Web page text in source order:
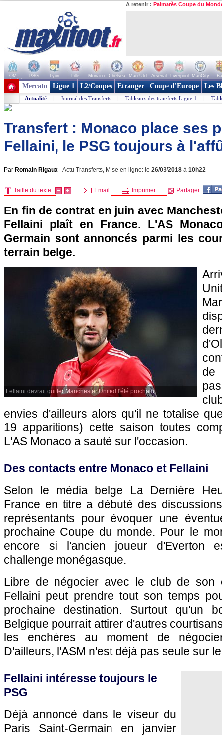
A retenir : Palmarès Coupe du
OM PSG Lyon Lille Monaco Chelsea Man Utd Arsenal Liverpool ManCity
+ de clubs
Mercato Ligue 1 L2/Coupes Etranger Coupe d'Europe Les
Actualité | Journal des Transferts | Tableaux des transferts Ligue 1 |
Transfert : Monaco place ses
Fellaini, le PSG toujours à
Par Romain Rigaux -Actu Transferts, Mise en ligne: le 26/03/2018 à 10h22
Taille du texte: Email Imprimer Partager:
En fin de contrat en juin avec
Fellaini plaît en France. L'AS
Germain sont annoncés parmi les
terrain belge.
Fellaini devrait quitter Manchester United l'été prochain.
de
envies d'ailleurs alors qu'il ne totalise
19 apparitions) cette saison toutes
L'AS Monaco a sauté sur l'occasion.
Des contacts entre Monaco et Fellaini
Selon le média belge La Dernière
France en titre a débuté des
représentants pour évoquer une
prochaine Coupe du monde. Pour le
encore si l'ancien joueur d'Everton
challenge monégasque.
Libre de négocier avec le club de son
Fellaini peut prendre tout son temps
prochaine destination. Surtout qu'un
Belgique pourrait attirer d'autres
les enchères au moment de
D'ailleurs, l'ASM n'est déjà pas seule sur
Fellaini intéresse toujours le
PSG
Déjà annoncé dans le viseur du
Paris Saint-Germain en janvier